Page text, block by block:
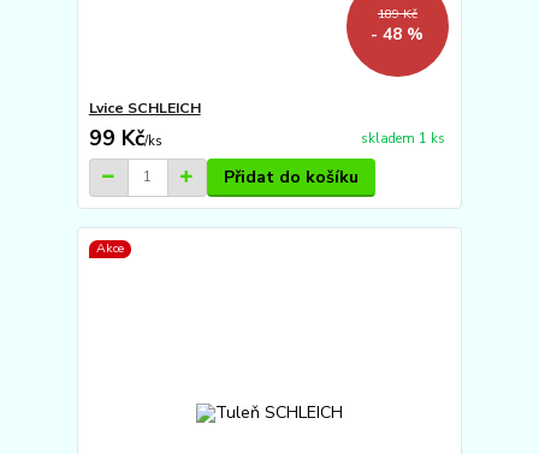
189 Kč
- 48 %
Lvice SCHLEICH
99 Kč/ks skladem 1 ks
Přidat do košíku
Akce